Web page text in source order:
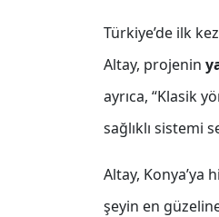
Türkiye’de ilk
Altay, projenin
ayrıca, “Klasik
sağlıklı sistemi
Altay,
şeyin en